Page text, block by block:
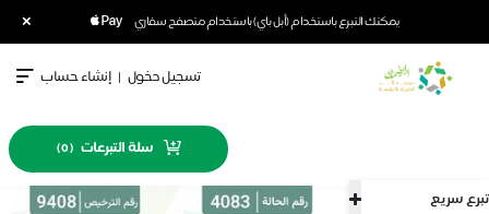
يمكنك التبرع باستخدام (أبل باي) باستخدام متصفح سفاري ×
تبرع سريع
تسجيل دخول | إنشاء حساب
سلة التبرعات (
0
)